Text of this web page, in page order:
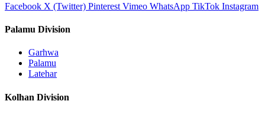
Facebook X (Twitter) Pinterest Vimeo WhatsApp TikTok Instagram
Palamu Division
Garhwa
Palamu
Latehar
Kolhan Division